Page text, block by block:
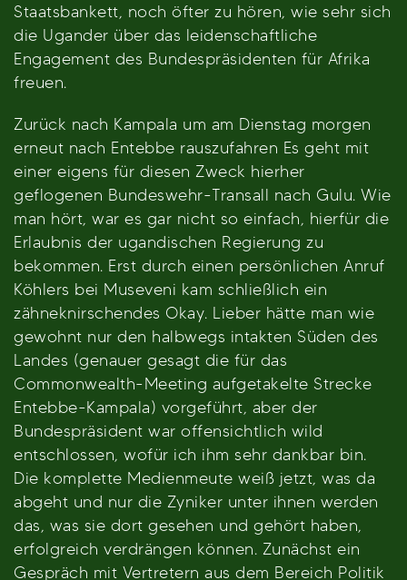
Staatsbankett, noch öfter zu hören, wie sehr sich
die Ugander über das leidenschaftliche
Engagement des Bundespräsidenten für Afrika
freuen.
Zurück nach Kampala um am Dienstag morgen
erneut nach Entebbe rauszufahren Es geht mit
einer eigens für diesen Zweck hierher
geflogenen Bundeswehr-Transall nach Gulu. Wie
man hört, war es gar nicht so einfach, hierfür die
Erlaubnis der ugandischen Regierung zu
bekommen. Erst durch einen persönlichen Anruf
Köhlers bei Museveni kam schließlich ein
zähneknirschendes Okay. Lieber hätte man wie
gewohnt nur den halbwegs intakten Süden des
Landes (genauer gesagt die für das
Commonwealth-Meeting aufgetakelte Strecke
Entebbe-Kampala) vorgeführt, aber der
Bundespräsident war offensichtlich wild
entschlossen, wofür ich ihm sehr dankbar bin.
Die komplette Medienmeute weiß jetzt, was da
abgeht und nur die Zyniker unter ihnen werden
das, was sie dort gesehen und gehört haben,
erfolgreich verdrängen können. Zunächst ein
Gespräch mit Vertretern aus dem Bereich Politik